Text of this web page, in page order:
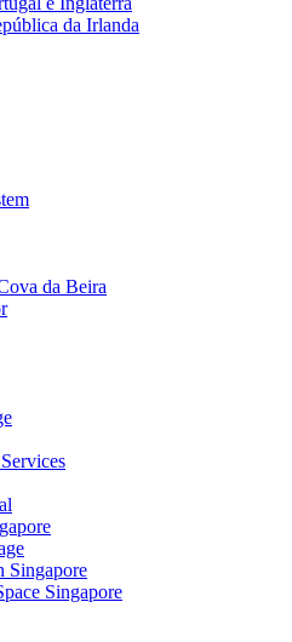
da Irlanda
da Beira
Singapore
Singapore